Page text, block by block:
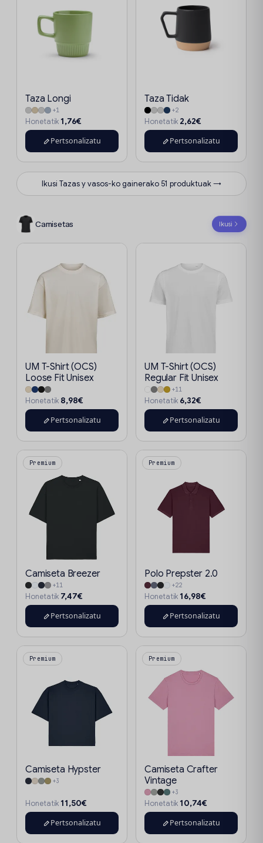
Taza Longi
+1
Honetatik 1,76€
Pertsonalizatu
Taza Tidak
+2
Honetatik 2,62€
Pertsonalizatu
Ikusi Tazas y vasos-ko gainerako 51 produktuak →
Camisetas Ikusi
UM T-Shirt (OCS)
Loose Fit Unisex
Honetatik 8,98€
Pertsonalizatu
UM T-Shirt (OCS)
Regular Fit Unisex
+11
Honetatik 6,32€
Pertsonalizatu
Premium
Camiseta Breezer
+11
Honetatik 7,47€
Pertsonalizatu
Premium
Polo Prepster 2.0
+22
Honetatik 16,98€
Pertsonalizatu
Premium
Camiseta Hypster
+3
Honetatik 11,50€
Pertsonalizatu
Premium
Camiseta Crafter
Vintage
+3
Honetatik 10,74€
Pertsonalizatu